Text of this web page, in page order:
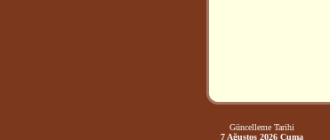
Güncelleme Tarihi
7 Ağustos 2026 Cuma